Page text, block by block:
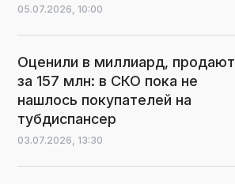
05.07.2026, 10:00
Оценили в миллиард, продают
за 157 млн: в СКО пока не
нашлось покупателей на
тубдиспансер
03.07.2026, 13:30